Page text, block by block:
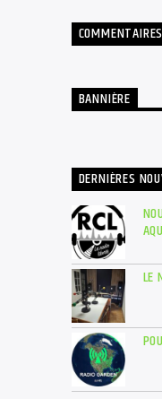
BANNIÈRE
DERNIÈRES
LE